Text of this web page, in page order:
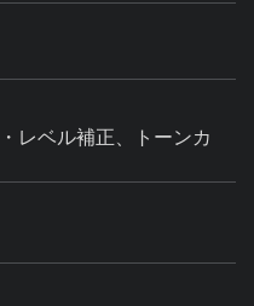
レベル補正、トーンカ